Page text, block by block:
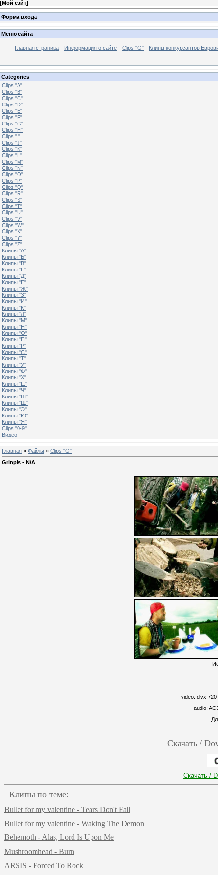
[Мой сайт]
Форма входа
Меню сайта
Главная страница Информация о сайте Clips "G" Клипы конкурсантов
Categories
Clips "A"
Clips "B"
Clips "C"
Clips "D"
Clips "E"
Clips "F"
Clips "G"
Clips "H"
Clips "I"
Clips "J"
Clips "K"
Clips "L"
Clips "M"
Clips "N"
Clips "O"
Clips "P"
Clips "Q"
Clips "R"
Clips "S"
Clips "T"
Clips "U"
Clips "V"
Clips "W"
Clips "X"
Clips "Y"
Clips "Z"
Клипы "А"
Клипы "Б"
Клипы "В"
Клипы "Г"
Клипы "Д"
Клипы "Е"
Клипы "Ж"
Клипы "З"
Клипы "И"
Клипы "К"
Клипы "Л"
Клипы "М"
Клипы "Н"
Клипы "О"
Клипы "П"
Клипы "Р"
Клипы "С"
Клипы "Т"
Клипы "У"
Клипы "Ф"
Клипы "Х"
Клипы "Ц"
Клипы "Ч"
Клипы "Ш"
Клипы "Щ"
Клипы "Э"
Клипы "Ю"
Клипы "Я"
Clips "0-9"
Видео
Главная » Файлы » Clips "G"
Grinpis - N/A
video: divx
audio:
Скачать /
Скачать /
Клипы по теме:
Bullet for my valentine - Tears Don't Fall
Bullet for my valentine - Waking The Demon
Behemoth - Alas, Lord Is Upon Me
Mushroomhead - Burn
ARSIS - Forced To Rock